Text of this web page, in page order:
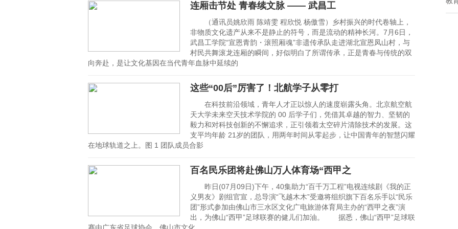
连厢击节处 青春续文脉 —— 武昌工
（通讯员姚欣雨 陈靖雯 程欣悦 杨傲雪）乡村振兴的时代卷轴上，
非物质文化遗产从来不是静止的符号，而是流动的精神长河。7月6日，
武昌工学院“宣恩青韵・滚照厢魂”非遗传承队走进湖北宣恩凤山村，与
村民共舞滚龙连厢的瞬间，好似明白了所谓传承，正是青春与传统的双
向奔赴，是让文化基因在当代青年血脉中延续的
这些“00后”厉害了！北航学子从零打
在科技前沿领域，青年人才正以惊人的速度崭露头角。北京航空航
天大学未来空天技术学院的 00 后学子们，凭借其卓越的智力、坚韧的
毅力和对科技创新的不懈追求，正引领着太空碎片清除技术的发展。这
支平均年龄 21岁的团队，用两年时间从零起步，让中国青年的智慧闪耀
在地球轨道之上。图 1 团队成员合影
百名民乐团将赴佛山万人体育场“西甲之
昨日(07月09日)下午，40集助力“百千万工程”电视连续剧《我的正
义男友》剧组官宣，总导演“飞越木木”受邀将组织旗下百名乐手以“民乐
团”形式参加由佛山市三水区文化广电旅游体育局主办的“西甲之夜”演
出，为佛山“西甲”足球联赛的健儿们加油。 据悉，佛山“西甲”足球联